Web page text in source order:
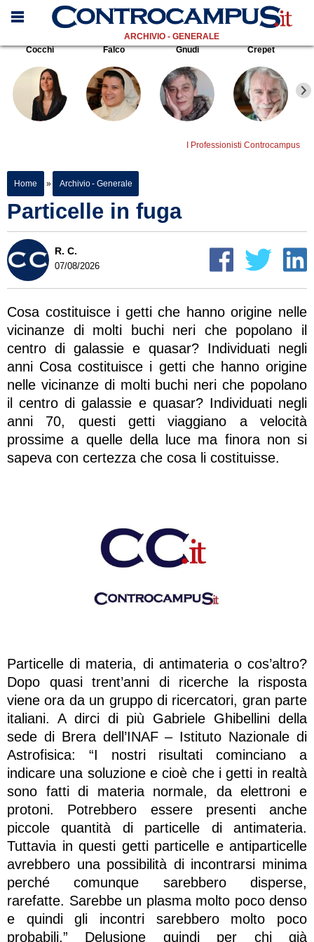
ARCHIVIO - GENERALE
Cocchi
Falco Gnudi Crepet
I Professionisti Controcampus
Home » Archivio - Generale
Particelle in fuga
R. C.
07/08/2026
Cosa costituisce i getti che hanno origine nelle
vicinanze di molti buchi neri che popolano il
centro di galassie e quasar? Individuati negli
anni Cosa costituisce i getti che hanno origine
nelle vicinanze di molti buchi neri che popolano
il centro di galassie e quasar? Individuati negli
anni 70, questi getti viaggiano a velocità
prossime a quelle della luce ma finora non si
sapeva con certezza che cosa li costituisse.
Particelle di materia, di antimateria o cos’altro?
Dopo quasi trent’anni di ricerche la risposta
viene ora da un gruppo di ricercatori, gran parte
italiani. A dirci di più Gabriele Ghibellini della
sede di Brera dell’INAF – Istituto Nazionale di
Astrofisica: “I nostri risultati cominciano a
indicare una soluzione e cioè che i getti in realtà
sono fatti di materia normale, da elettroni e
protoni. Potrebbero essere presenti anche
piccole quantità di particelle di antimateria.
Tuttavia in questi getti particelle e antiparticelle
avrebbero una possibilità di incontrarsi minima
perché comunque sarebbero disperse,
rarefatte. Sarebbe un plasma molto poco denso
e quindi gli incontri sarebbero molto poco
probabili.” Delusione quindi per chi già